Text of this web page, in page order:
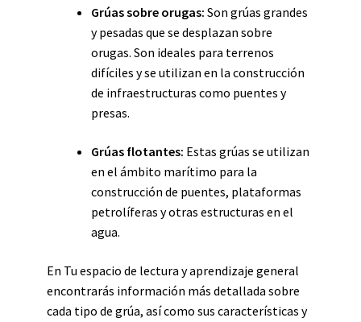
Grúas sobre orugas: Son grúas grandes
y pesadas que se desplazan sobre
orugas. Son ideales para terrenos
difíciles y se utilizan en la construcción
de infraestructuras como puentes y
presas.
Grúas flotantes: Estas grúas se utilizan
en el ámbito marítimo para la
construcción de puentes, plataformas
petrolíferas y otras estructuras en el
agua.
En Tu espacio de lectura y aprendizaje general
encontrarás información más detallada sobre
cada tipo de grúa, así como sus características y